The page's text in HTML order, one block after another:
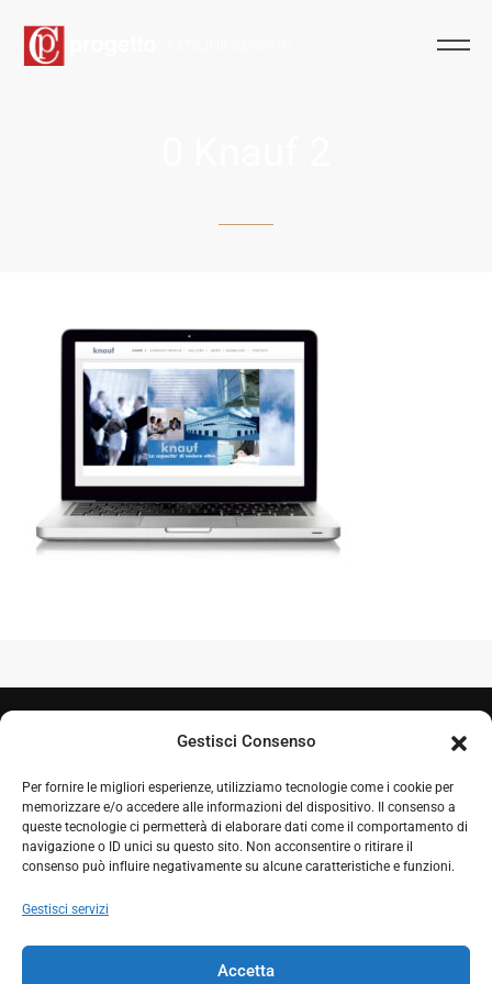
Gestisci Consenso
Per fornire le migliori esperienze, utilizziamo tecnologie come i cookie per
memorizzare e/o accedere alle informazioni del dispositivo. Il consenso a
queste tecnologie ci permetterà di elaborare dati come il comportamento di
navigazione o ID unici su questo sito. Non acconsentire o ritirare il
consenso può influire negativamente su alcune caratteristiche e funzioni.
Gestisci servizi
Accetta
+39 050 7212995